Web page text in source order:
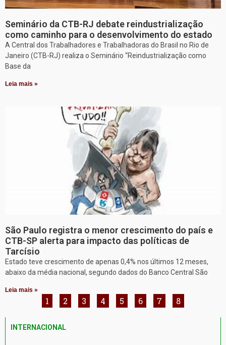
Seminário da CTB-RJ debate reindustrialização
como caminho para o desenvolvimento do estado
A Central dos Trabalhadores e Trabalhadoras do Brasil no Rio de
Janeiro (CTB-RJ) realiza o Seminário “Reindustrialização como
Base da
Leia mais »
São Paulo registra o menor crescimento do país e
CTB-SP alerta para impacto das políticas de
Tarcísio
Estado teve crescimento de apenas 0,4% nos últimos 12 meses,
abaixo da média nacional, segundo dados do Banco Central São
Leia mais »
1 2 3 4 5 6 7 8
INTERNACIONAL